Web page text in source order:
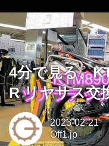
4分で見る、
R リヤサス交
2023-02-21
Off1.jp